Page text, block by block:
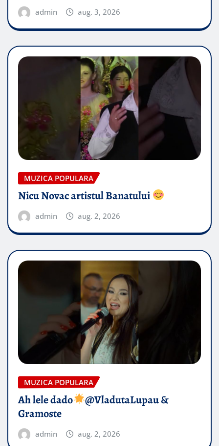
admin aug. 3, 2026
MUZICA POPULARA
Nicu Novac artistul Banatului
admin aug. 2, 2026
MUZICA POPULARA
Ah lele dado​
@VladutaLupau &
Gramoste
admin aug. 2, 2026